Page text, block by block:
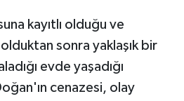
kayıtlı olduğu ve
sonra yaklaşık bir
evde yaşadığı
cenazesi, olay